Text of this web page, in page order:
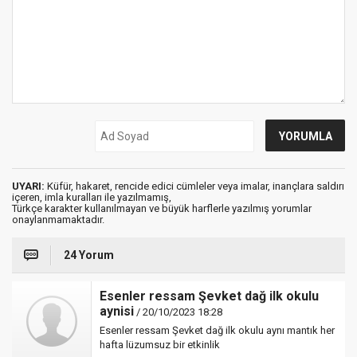
UYARI: Küfür, hakaret, rencide edici cümleler veya imalar, inançlara saldırı
içeren, imla kuralları ile yazılmamış,
Türkçe karakter kullanılmayan ve büyük harflerle yazılmış yorumlar
onaylanmamaktadır.
24 Yorum
Esenler ressam Şevket dağ ilk okulu
aynisi / 20/10/2023 18:28
Esenler ressam Şevket dağ ilk okulu aynı mantık her
hafta lüzumsuz bir etkinlik